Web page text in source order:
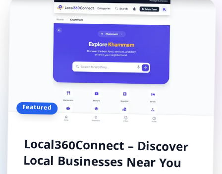
Featured
Local360Connect – Discover
Local Businesses Near You